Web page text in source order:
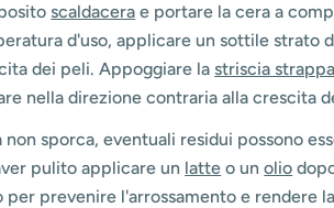
scaldacera e portare la cera a
d'uso,applicare un sottile strato
dei peli. Appoggiare la striscia
nella direzione contraria alla crescita
non sporca, eventuali residui possono
pulito applicare un latte o un olio
per prevenire l'arrossamento e rendere